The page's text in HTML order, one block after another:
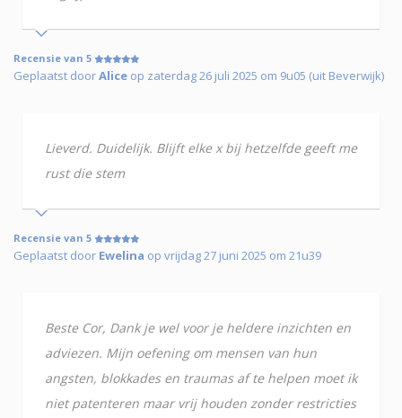
Recensie van 5
Geplaatst doorAlice op zaterdag 26 juli 2025 om 9u05 (uit Beverwijk)
Lieverd. Duidelijk. Blijft elke x bij hetzelfde geeft me
rust die stem
Recensie van 5
Geplaatst door Ewelina op vrijdag 27 juni 2025 om 21u39
Beste Cor, Dank je wel voor je heldere inzichten en
adviezen. Mijn oefening om mensen van hun
angsten, blokkades en traumas af te helpen moet ik
niet patenteren maar vrij houden zonder restricties